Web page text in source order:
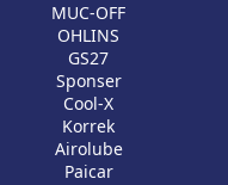
MUC-OFF
OHLINS
GS27
Sponser
Cool-X
Korrek
Airolube
Paicar